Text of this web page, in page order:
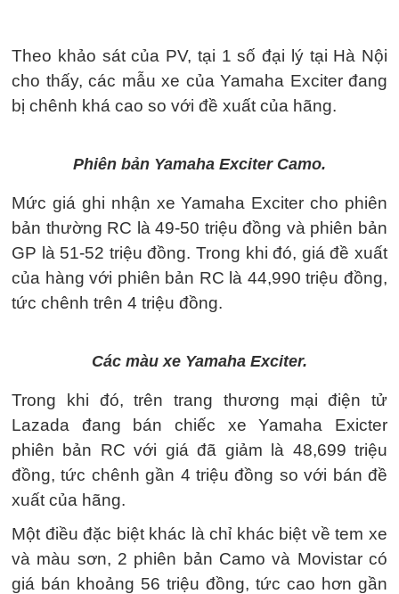
Theo khảo sát của PV, tại 1 số đại lý tại Hà Nội
cho thấy, các mẫu xe của Yamaha Exciter đang
bị chênh khá cao so với đề xuất của hãng.
Phiên bản Yamaha Exciter Camo.
Mức giá ghi nhận xe Yamaha Exciter cho phiên
bản thường RC là 49-50 triệu đồng và phiên bản
GP là 51-52 triệu đồng. Trong khi đó, giá đề xuất
của hàng với phiên bản RC là 44,990 triệu đồng,
tức chênh trên 4 triệu đồng.
Các màu xe Yamaha Exciter.
Trong khi đó, trên trang thương mại điện tử
Lazada đang bán chiếc xe Yamaha Exicter
phiên bản RC với giá đã giảm là 48,699 triệu
đồng, tức chênh gần 4 triệu đồng so với bán đề
xuất của hãng.
Một điều đặc biệt khác là chỉ khác biệt về tem xe
và màu sơn, 2 phiên bản Camo và Movistar có
giá bán khoảng 56 triệu đồng, tức cao hơn gần